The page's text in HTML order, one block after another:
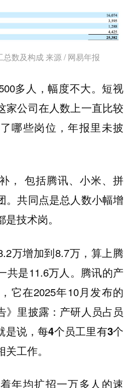
数及构成 来源 / 网易年报
多人，幅度不大。短视
家公司在人数上一直比较
哪些岗位，年报里未披
， 包括腾讯、小米、拼
。共同点是总人数小幅增
技术岗。
万增加到8.7万，算上腾
共是11.6万人。腾讯的产
它在2025年10月发布的
》里披露：产研人员占员
是说，每4个员工里有3个
工作。
年均扩招一万多人的速